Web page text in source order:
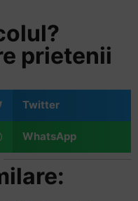
prietenii
Twitter
WhatsApp